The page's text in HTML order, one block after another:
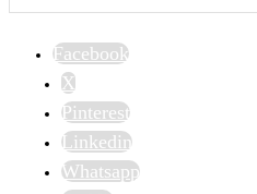
Facebook
X
Pinterest
Linkedin
Whatsapp